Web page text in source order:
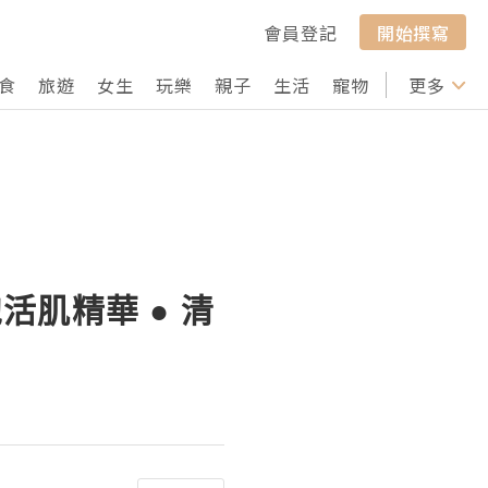
會員登記
開始撰寫
旅遊 女生 玩樂 親子 生活 寵物 行山 打卡
更多
肌精華 ● 清